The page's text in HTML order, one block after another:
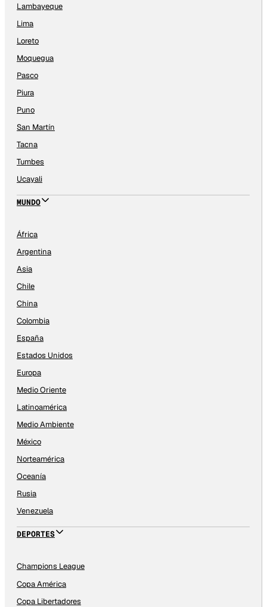
Lambayeque
Lima
Loreto
Moquegua
Pasco
Piura
Puno
San Martín
Tacna
Tumbes
Ucayali
MUNDO
África
Argentina
Asia
Chile
China
Colombia
España
Estados Unidos
Europa
Medio Oriente
Latinoamérica
Medio Ambiente
México
Norteamérica
Oceanía
Rusia
Venezuela
DEPORTES
Champions League
Copa América
Copa Libertadores